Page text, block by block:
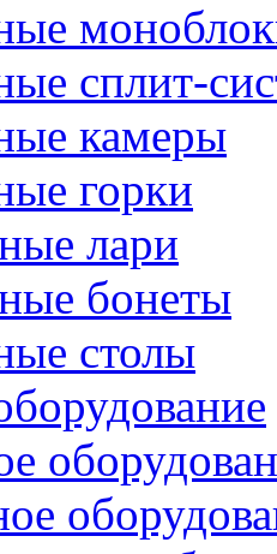
сплит-
камеры
горки
лари
бонеты
столы